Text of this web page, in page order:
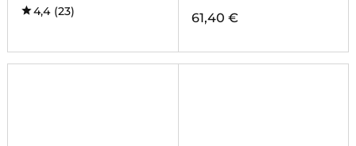
4,4 (23) 61,40 €